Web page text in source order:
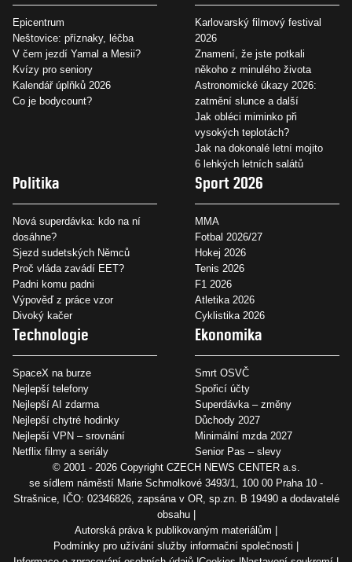
Epicentrum
Neštovice: příznaky, léčba
V čem jezdí Yamal a Mesii?
Kvízy pro seniory
Kalendář úplňků 2026
Co je bodycount?
Karlovarský filmový festival
2026
Znamení, že jste potkali
někoho z minulého života
Astronomické úkazy 2026:
zatmění slunce a další
Jak obléci miminko při
vysokých teplotách?
Jak na dokonalé letní mojito
6 lehkých letních salátů
Politika
Nová superdávka: kdo na ní
dosáhne?
Sjezd sudetských Němců
Proč vláda zavádí EET?
Padni komu padni
Výpověď z práce vzor
Divoký kačer
Sport 2026
MMA
Fotbal 2026/27
Hokej 2026
Tenis 2026
F1 2026
Atletika 2026
Cyklistika 2026
Technologie
SpaceX na burze
Nejlepší telefony
Nejlepší AI zdarma
Nejlepší chytré hodinky
Nejlepší VPN – srovnání
Netflix filmy a seriály
Ekonomika
Smrt OSVČ
Spořicí účty
Superdávka – změny
Důchody 2027
Minimální mzda 2027
Senior Pas – slevy
© 2001 - 2026 Copyright CZECH NEWS CENTER a.s.
se sídlem náměstí Marie Schmolkové 3493/1, 100 00 Praha 10 -
Strašnice, IČO: 02346826, zapsána v OR, sp.zn. B 19490 a dodavatelé
obsahu
Autorská práva k publikovaným materiálům
Podmínky pro užívání služby informační společnosti